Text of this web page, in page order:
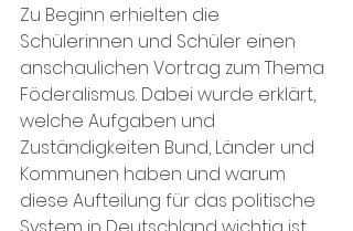
Zu Beginn erhielten die
Schülerinnen und Schüler einen
anschaulichen Vortrag zum Thema
Föderalismus. Dabei wurde erklärt,
welche Aufgaben und
Zuständigkeiten Bund, Länder und
Kommunen haben und warum
diese Aufteilung für das politische